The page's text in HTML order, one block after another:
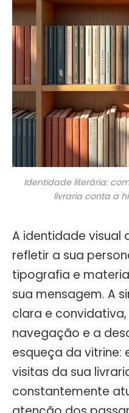
Identidade literária:
livraria conta a
A identidade visual
refletir a sua
tipografia e
sua mensagem. A
clara e
navegação e a
esqueça da vitrine:
visitas da sua
constantemente